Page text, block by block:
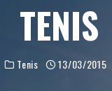
TENIS
Tenis 13/03/2015